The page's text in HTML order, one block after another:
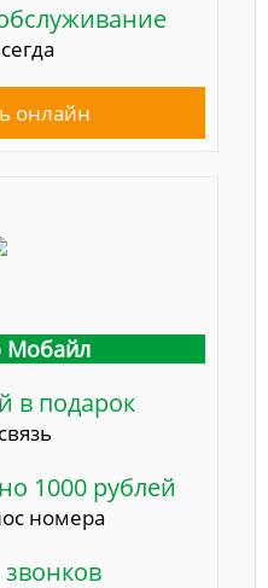
онлайн
Мобайл
в подарок
1000 рублей
номера